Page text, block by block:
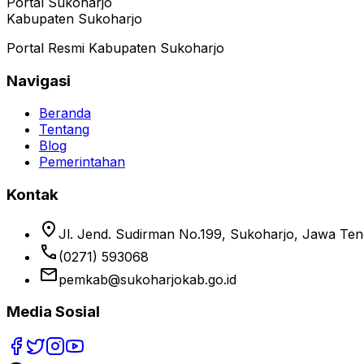
Kabupaten Sukoharjo
Portal Resmi Kabupaten Sukoharjo
Navigasi
Beranda
Tentang
Blog
Pemerintahan
Kontak
location_on Jl. Jend. Sudirman No.199, Sukoharjo, Jawa
phone (0271) 593068
emailpemkab@sukoharjokab.go.id
Media Sosial